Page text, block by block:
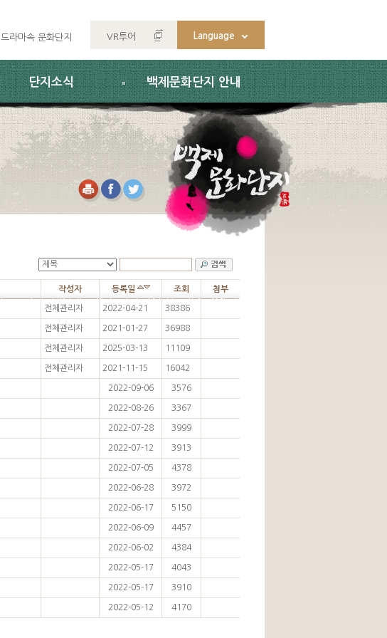
드라마속 문화단지 VR투어 Language
단지소식 백제문화단지 안내
작성자 등록일 조회 첨부
전체관리자 2022-04-21 38386
전체관리자 2021-01-27 36988
전체관리자 2025-03-13 11109
전체관리자 2021-11-15 16042
2022-09-06 3576
2022-08-26 3367
2022-07-28 3999
2022-07-12 3913
2022-07-05 4378
2022-06-28 3972
2022-06-17 5150
2022-06-09 4457
2022-06-02 4384
2022-05-17 4043
2022-05-17 3910
2022-05-12 4170